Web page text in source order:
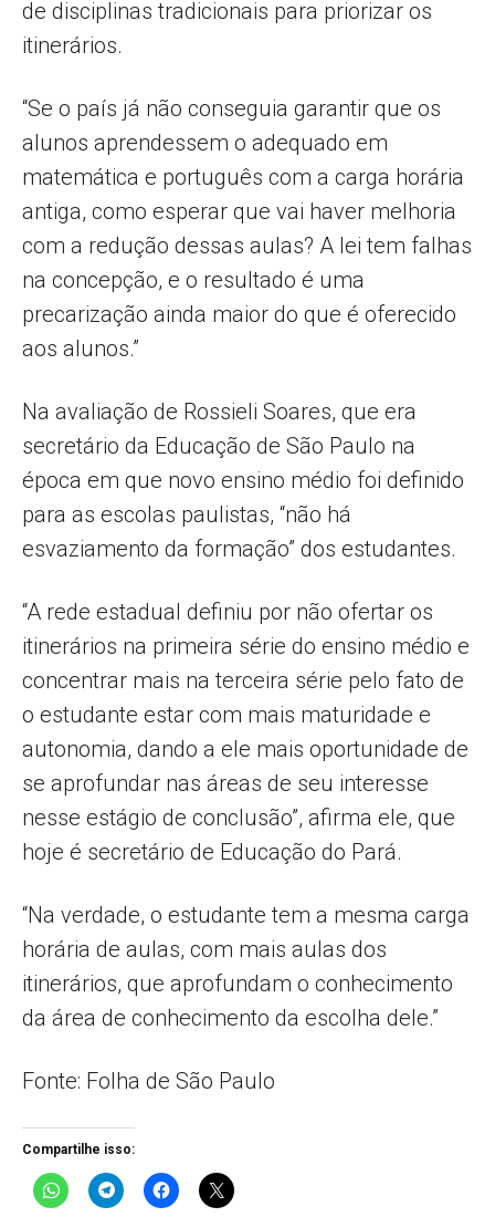
de disciplinas tradicionais para priorizar os
itinerários.
“Se o país já não conseguia garantir que os
alunos aprendessem o adequado em
matemática e português com a carga horária
antiga, como esperar que vai haver melhoria
com a redução dessas aulas? A lei tem falhas
na concepção, e o resultado é uma
precarização ainda maior do que é oferecido
aos alunos.”
Na avaliação de Rossieli Soares, que era
secretário da Educação de São Paulo na
época em que novo ensino médio foi definido
para as escolas paulistas, “não há
esvaziamento da formação” dos estudantes.
“A rede estadual definiu por não ofertar os
itinerários na primeira série do ensino médio e
concentrar mais na terceira série pelo fato de
o estudante estar com mais maturidade e
autonomia, dando a ele mais oportunidade de
se aprofundar nas áreas de seu interesse
nesse estágio de conclusão”, afirma ele, que
hoje é secretário de Educação do Pará.
“Na verdade, o estudante tem a mesma carga
horária de aulas, com mais aulas dos
itinerários, que aprofundam o conhecimento
da área de conhecimento da escolha dele.”
Fonte: Folha de São Paulo
Compartilhe isso: